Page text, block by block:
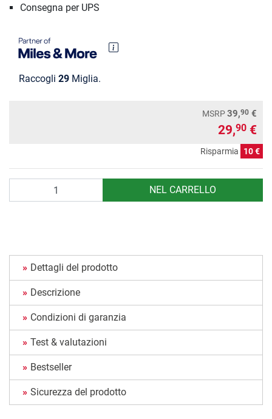
Consegna per UPS
Raccogli 29 Miglia.
MSRP39,90 €
29,90 €
Risparmia 10 €
NEL CARRELLO
Dettagli del prodotto
Descrizione
Condizioni di garanzia
Test & valutazioni
Bestseller
Sicurezza del prodotto